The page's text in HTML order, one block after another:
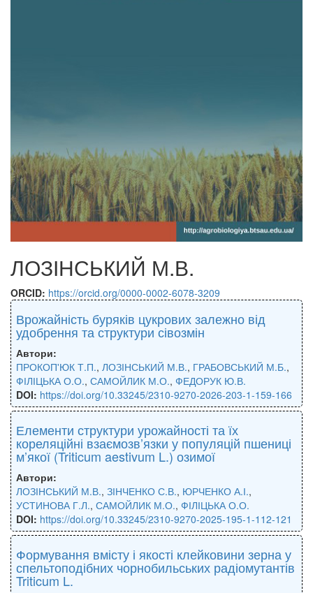
ЛОЗІНСЬКИЙ М.В.
ORCID: https://orcid.org/0000-0002-6078-3209
Врожайність буряків цукрових залежно від
удобрення та структури сівозмін
Автори:
ПРОКОП'ЮК Т.П., ЛОЗІНСЬКИЙ М.В., ГРАБОВСЬКИЙ М.Б.,
ФІЛІЦЬКА О.О., САМОЙЛИК М.О., ФЕДОРУК Ю.В.
DOI: https://doi.org/10.33245/2310-9270-2026-203-1-159-166
Елементи структури урожайності та їх
кореляційні взаємозв’язки у популяцій пшениці
м’якої (Triticum aestivum L.) озимої
Автори:
ЛОЗІНСЬКИЙ М.В., ЗІНЧЕНКО С.В., ЮРЧЕНКО А.І.,
УСТИНОВА Г.Л., САМОЙЛИК М.О., ФІЛІЦЬКА О.О.
DOI: https://doi.org/10.33245/2310-9270-2025-195-1-112-121
Формування вмісту і якості клейковини зерна у
спельтоподібних чорнобильських радіомутантів
Triticum L.